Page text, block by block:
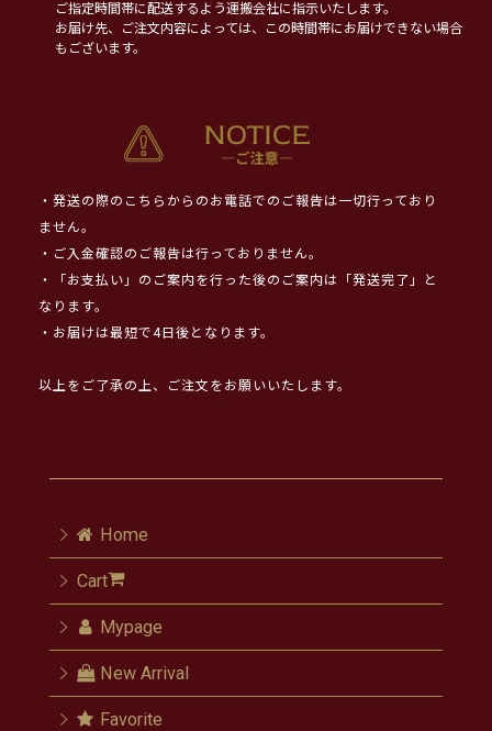
ご指定時間帯に配送するよう運搬会社に指示いたします。
お届け先、ご注文内容によっては、この時間帯にお届けできない場合
もございます。
・発送の際のこちらからのお電話でのご報告は一切行っており
ません。
・ご入金確認のご報告は行っておりません。
・「お支払い」のご案内を行った後のご案内は「発送完了」と
なります。
・お届けは最短で4日後となります。
以上をご了承の上、ご注文をお願いいたします。
Home
Cart
Mypage
New Arrival
Favorite